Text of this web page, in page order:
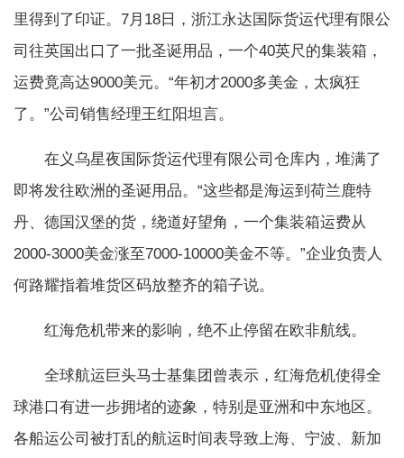
里得到了印证。7月18日，浙江永达国际货运代理有限公
司往英国出口了一批圣诞用品，一个40英尺的集装箱，
运费竟高达9000美元。“年初才2000多美金，太疯狂
了。”公司销售经理王红阳坦言。
在义乌星夜国际货运代理有限公司仓库内，堆满了
即将发往欧洲的圣诞用品。“这些都是海运到荷兰鹿特
丹、德国汉堡的货，绕道好望角，一个集装箱运费从
2000-3000美金涨至7000-10000美金不等。”企业负责人
何路耀指着堆货区码放整齐的箱子说。
红海危机带来的影响，绝不止停留在欧非航线。
全球航运巨头马士基集团曾表示，红海危机使得全
球港口有进一步拥堵的迹象，特别是亚洲和中东地区。
各船运公司被打乱的航运时间表导致上海、宁波、新加